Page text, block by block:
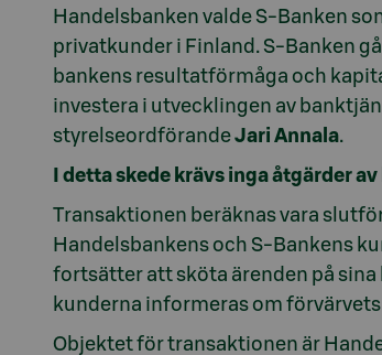
Handelsbanken valde S-Banken
privatkunder i Finland. S-Banken
bankens resultatförmåga och
investera i utvecklingen av
styrelseordförandeJari Annala.
I detta skede krävs inga åtgärder
Transaktionen beräknas vara
Handelsbankens och S-Bankens
fortsätter att sköta ärenden på sina
kunderna informeras om
Objektet för transaktionen är